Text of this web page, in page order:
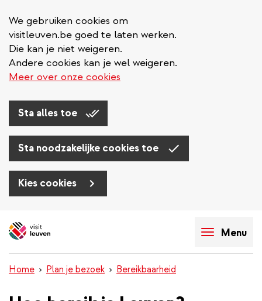
We gebruiken cookies om
visitleuven.be goed te laten werken.
Die kan je niet weigeren.
Andere cookies kan je wel weigeren.
Meer over onze cookies
Sta alles toe
Sta noodzakelijke cookies toe
Kies cookies
en
inhoud
Menu
Home Plan je bezoek Bereikbaarheid